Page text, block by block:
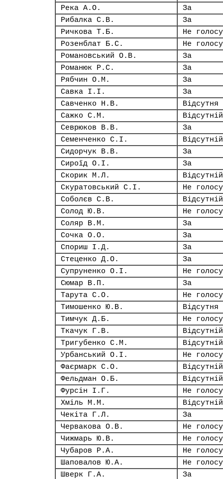
Река А.О.
За
Рибалка С.В.
За
Ричкова Т.Б.
Не
Розенблат Б.С.
Не
Романовський О.В.
За
Романюк Р.С.
За
Рябчин О.М.
За
Савка І.І.
За
Савченко Н.В.
Відсутня
Сажко С.М.
Відсутній
Севрюков В.В.
За
Семенченко С.І.
Відсутній
Сидорчук В.В.
За
Сироїд О.І.
За
Скорик М.Л.
Відсутній
Скуратовський С.І.
Не
Соболєв С.В.
Відсутній
Солод Ю.В.
Не
Соляр В.М.
За
Сочка О.О.
За
Спориш І.Д.
За
Стеценко Д.О.
За
Супруненко О.І.
Не
Сюмар В.П.
За
Тарута С.О.
Не
Тимошенко Ю.В.
Відсутня
Тимчук Д.Б.
Не
Ткачук Г.В.
Відсутній
Тригубенко С.М.
Відсутній
Урбанський О.І.
Не
Фаєрмарк С.О.
Відсутній
Фельдман О.Б.
Відсутній
Фурсін І.Г.
Не
Хміль М.М.
Відсутній
Чекіта Г.Л.
За
Червакова О.В.
Не
Чижмарь Ю.В.
Не
Чубаров Р.А.
Не
Шаповалов Ю.А.
Не
Шверк Г.А.
За